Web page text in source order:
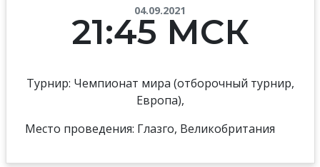
04.09.2021
21:45 МСК
Турнир: Чемпионат мира (отборочный турнир,
Европа),
Место проведения: Глазго, Великобритания